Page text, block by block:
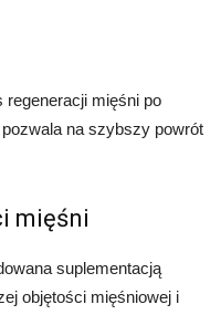
mięśni po
na szybszy powrót
mięśni
suplementacją
objętości mięśniowej i